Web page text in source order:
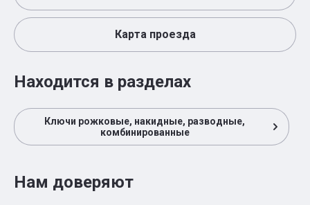
Карта проезда
Находится в разделах
Ключи рожковые, накидные, разводные,
комбинированные
Нам доверяют